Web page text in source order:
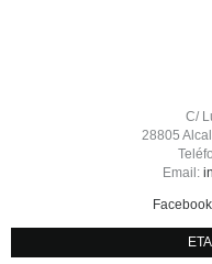
C/
28805
Email:
Facebook